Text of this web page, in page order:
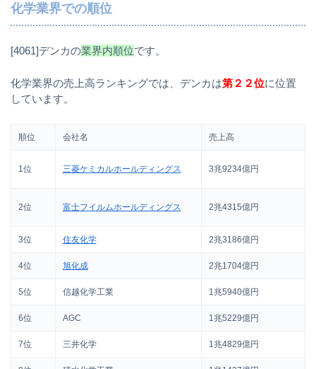
化学業界での順位
[4061]デンカの業界内順位です。
化学業界の売上高ランキングでは、デンカは第２２位に位置
しています。
順位 会社名 売上高
1位 三菱ケミカルホールディングス 3兆9234億円
2位 富士フイルムホールディングス 2兆4315億円
3位 住友化学 2兆3186億円
4位 旭化成 2兆1704億円
5位 信越化学工業 1兆5940億円
6位 AGC 1兆5229億円
7位 三井化学 1兆4829億円